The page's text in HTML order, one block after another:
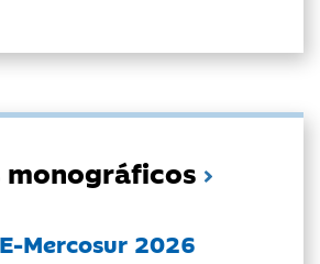
monográficos
Mercosur 2026